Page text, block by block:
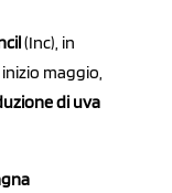
(Inc), in
maggio,
di uva